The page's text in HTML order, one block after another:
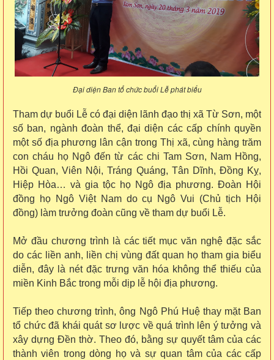
Đại diện Ban tổ chức buổi Lễ phát biểu
Tham dự buổi Lễ có đại diện lãnh đạo thị xã Từ Sơn, một
số ban, ngành đoàn thể, đại diện các cấp chính quyền
một số địa phương lân cận trong Thị xã, cùng hàng trăm
con cháu họ Ngô đến từ các chi Tam Sơn, Nam Hồng,
Hồi Quan, Viên Nội, Tráng Quáng, Tân Dĩnh, Đồng Kỵ,
Hiệp Hòa… và gia tộc họ Ngô địa phương. Đoàn Hội
đồng họ Ngô Việt Nam do cụ Ngô Vui (Chủ tịch Hội
đồng) làm trưởng đoàn cũng về tham dự buổi Lễ.
Mở đầu chương trình là các tiết mục văn nghệ đặc sắc
do các liền anh, liền chị vùng đất quan họ tham gia biểu
diễn, đây là nét đặc trưng văn hóa không thể thiếu của
miền Kinh Bắc trong mỗi dịp lễ hội địa phương.
Tiếp theo chương trình, ông Ngô Phú Huệ thay mặt Ban
tổ chức đã khái quát sơ lược về quá trình lên ý tưởng và
xây dựng Đền thờ. Theo đó, bằng sự quyết tâm của các
thành viên trong dòng họ và sự quan tâm của các cấp